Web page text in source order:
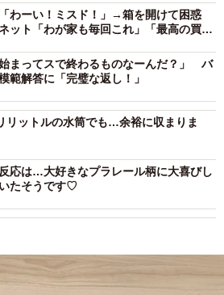
わーい！ミスド！」→箱を開けて困惑
ット「わが家も毎回これ」「最高の買い
まってスで終わるものなーんだ？」 バ
範解答に「完璧な返し！」
リットルの水筒でも…余裕に収まりま
反応は…大好きなプラレール柄に大喜びし
たそうです♡